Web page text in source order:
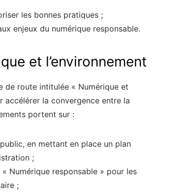
les bonnes pratiques ;
enjeux du numérique responsable.
et l’environnement
de route intitulée « Numérique et
accélérer la convergence entre la
portent sur :
en mettant en place un plan
;
Numérique responsable » pour les
;